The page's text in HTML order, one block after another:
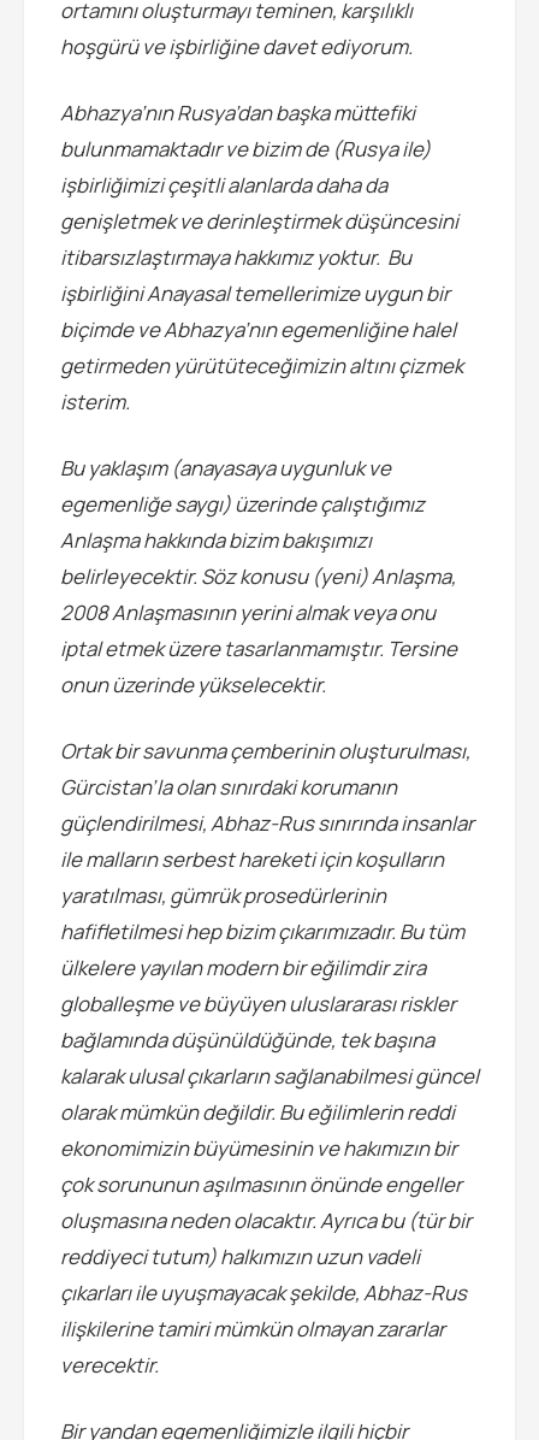
ortamını oluşturmayı teminen, karşılıklı
hoşgürü ve işbirliğine davet ediyorum.
Abhazya’nın Rusya’dan başka müttefiki
bulunmamaktadır ve bizim de (Rusya ile)
işbirliğimizi çeşitli alanlarda daha da
genişletmek ve derinleştirmek düşüncesini
itibarsızlaştırmaya hakkımız yoktur. Bu
işbirliğini Anayasal temellerimize uygun bir
biçimde ve Abhazya’nın egemenliğine halel
getirmeden yürütüteceğimizin altını çizmek
isterim.
Bu yaklaşım (anayasaya uygunluk ve
egemenliğe saygı) üzerinde çalıştığımız
Anlaşma hakkında bizim bakışımızı
belirleyecektir. Söz konusu (yeni) Anlaşma,
2008 Anlaşmasının yerini almak veya onu
iptal etmek üzere tasarlanmamıştır. Tersine
onun üzerinde yükselecektir.
Ortak bir savunma çemberinin oluşturulması,
Gürcistan’la olan sınırdaki korumanın
güçlendirilmesi, Abhaz-Rus sınırında insanlar
ile malların serbest hareketi için koşulların
yaratılması, gümrük prosedürlerinin
hafifletilmesi hep bizim çıkarımızadır. Bu tüm
ülkelere yayılan modern bir eğilimdir zira
globalleşme ve büyüyen uluslararası riskler
bağlamında düşünüldüğünde, tek başına
kalarak ulusal çıkarların sağlanabilmesi güncel
olarak mümkün değildir. Bu eğilimlerin reddi
ekonomimizin büyümesinin ve hakımızın bir
çok sorununun aşılmasının önünde engeller
oluşmasına neden olacaktır. Ayrıca bu (tür bir
reddiyeci tutum) halkımızın uzun vadeli
çıkarları ile uyuşmayacak şekilde, Abhaz-Rus
ilişkilerine tamiri mümkün olmayan zararlar
verecektir.
Bir yandan egemenliğimizle ilgili hiçbir